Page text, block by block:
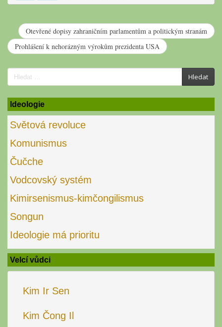
Otevřené dopisy zahraničním parlamentům a politickým stranám
Prohlášení k nehorázným výrokům prezidenta USA
Search
for:
Hledat
Ideologie
Světová revoluce
Komunismus
Čučche
Vodcovský systém
Kimirsenismus-kimčongilismus
Songun
Ideologie má prioritu
Velcí vůdci
Kim Ir Sen
Kim Čong Il